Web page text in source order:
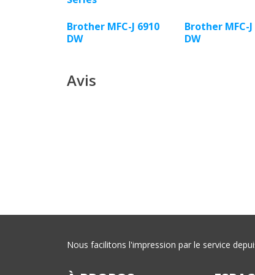
Brother MFC-J 6910
DW
Brother MFC-J
DW
Avis
Nous facilitons l'impression par le service